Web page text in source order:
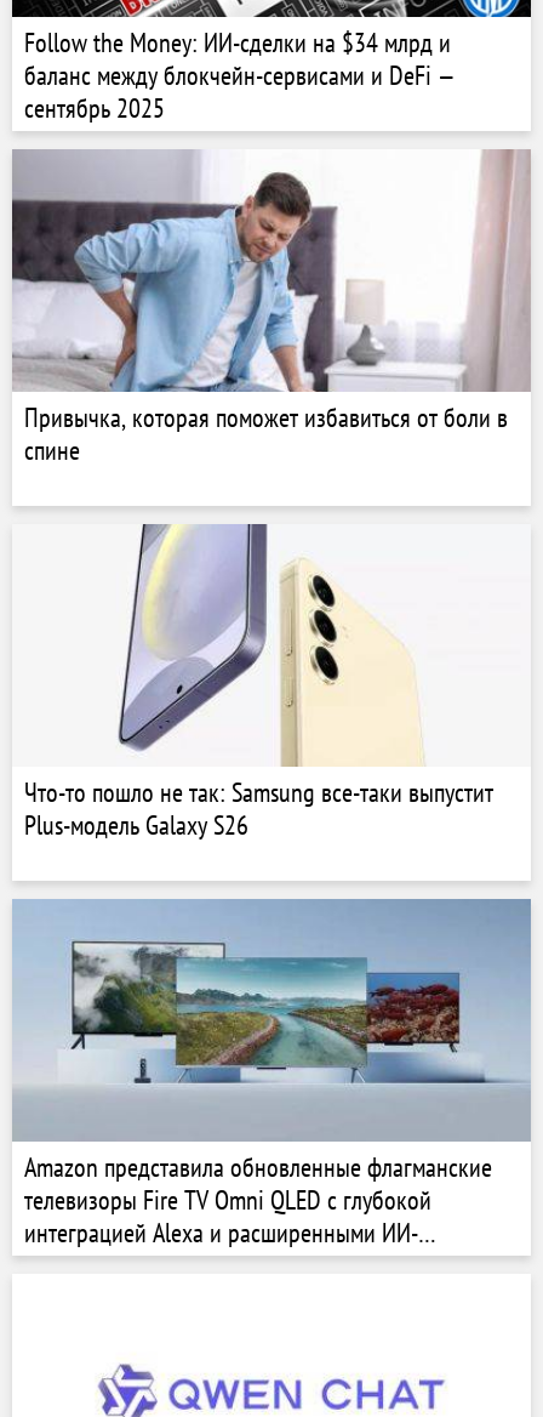
Follow the Money: ИИ-сделки на $34 млрд и
баланс между блокчейн-сервисами и DeFi —
сентябрь 2025
Привычка, которая поможет избавиться от боли в
спине
Что-то пошло не так: Samsung все-таки выпустит
Plus-модель Galaxy S26
Amazon представила обновленные флагманские
телевизоры Fire TV Omni QLED с глубокой
интеграцией Alexa и расширенными ИИ-
функциями